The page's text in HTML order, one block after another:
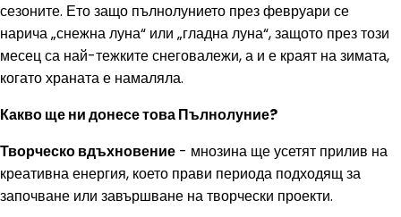
сезоните. Ето защо пълнолунието през февруари се
нарича „снежна луна“ или „гладна луна“, защото през този
месец са най-тежките снеговалежи, а и е краят на зимата,
когато храната е намаляла.
Какво ще ни донесе това Пълнолуние?
Творческо вдъхновение - мнозина ще усетят прилив на
креативна енергия, което прави периода подходящ за
започване или завършване на творчески проекти.